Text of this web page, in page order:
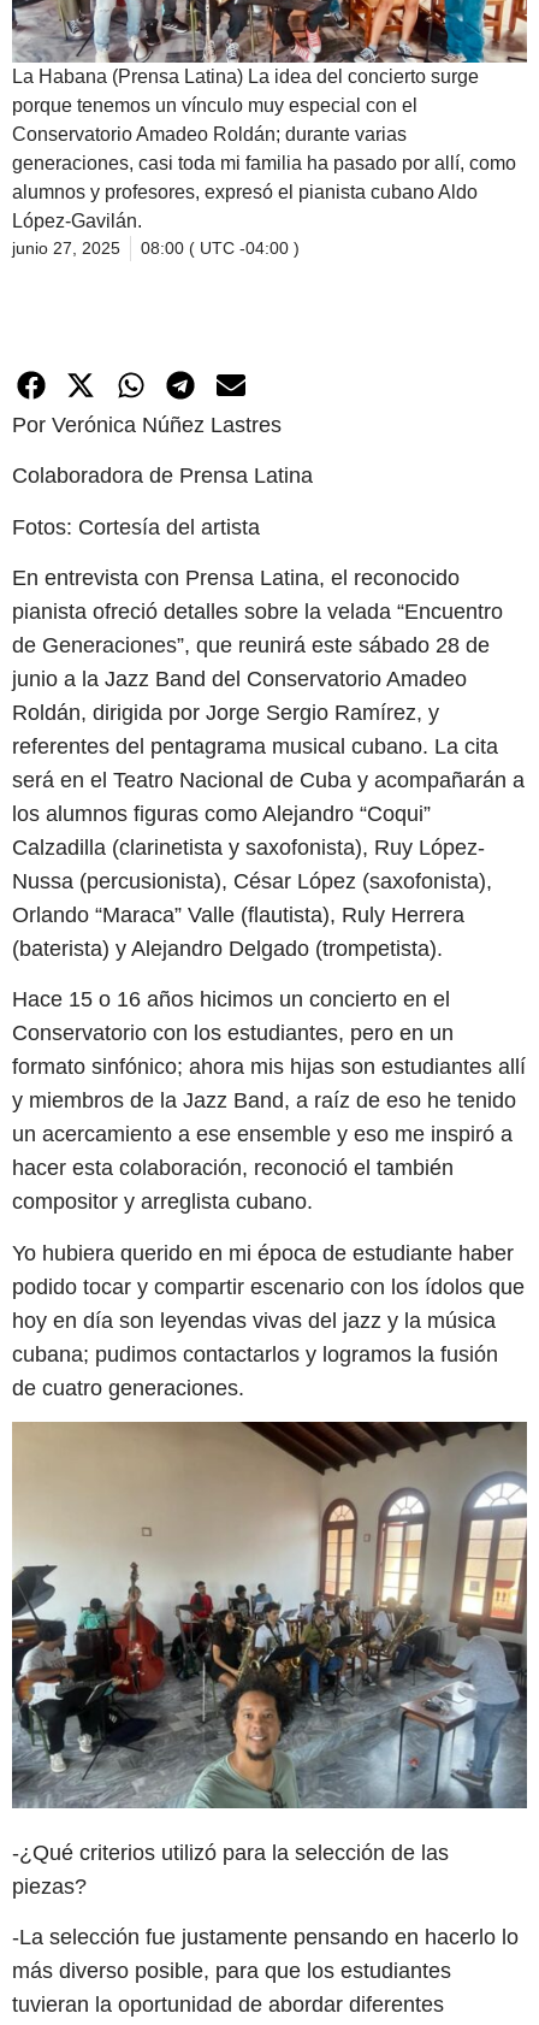
La Habana (Prensa Latina) La idea del concierto surge
porque tenemos un vínculo muy especial con el
Conservatorio Amadeo Roldán; durante varias
generaciones, casi toda mi familia ha pasado por allí, como
alumnos y profesores, expresó el pianista cubano Aldo
López-Gavilán.
junio 27, 2025 08:00 ( UTC -04:00 )
Por Verónica Núñez Lastres
Colaboradora de Prensa Latina
Fotos: Cortesía del artista
En entrevista con Prensa Latina, el reconocido
pianista ofreció detalles sobre la velada “Encuentro
de Generaciones”, que reunirá este sábado 28 de
junio a la Jazz Band del Conservatorio Amadeo
Roldán, dirigida por Jorge Sergio Ramírez, y
referentes del pentagrama musical cubano. La cita
será en el Teatro Nacional de Cuba y acompañarán a
los alumnos figuras como Alejandro “Coqui”
Calzadilla (clarinetista y saxofonista), Ruy López-
Nussa (percusionista), César López (saxofonista),
Orlando “Maraca” Valle (flautista), Ruly Herrera
(baterista) y Alejandro Delgado (trompetista).
Hace 15 o 16 años hicimos un concierto en el
Conservatorio con los estudiantes, pero en un
formato sinfónico; ahora mis hijas son estudiantes allí
y miembros de la Jazz Band, a raíz de eso he tenido
un acercamiento a ese ensemble y eso me inspiró a
hacer esta colaboración, reconoció el también
compositor y arreglista cubano.
Yo hubiera querido en mi época de estudiante haber
podido tocar y compartir escenario con los ídolos que
hoy en día son leyendas vivas del jazz y la música
cubana; pudimos contactarlos y logramos la fusión
de cuatro generaciones.
-¿Qué criterios utilizó para la selección de las
piezas?
-La selección fue justamente pensando en hacerlo lo
más diverso posible, para que los estudiantes
tuvieran la oportunidad de abordar diferentes